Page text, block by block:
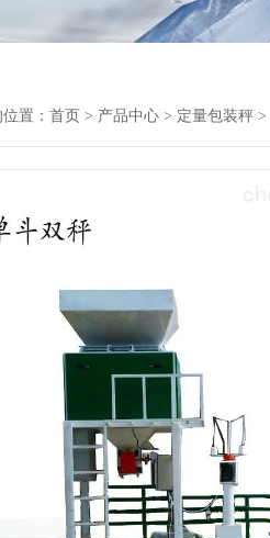
置： 首页 > 产品中心 > 定量包装秤 >